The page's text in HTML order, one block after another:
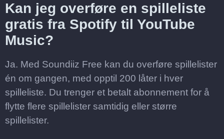
Kan jeg overføre en spilleliste
gratis fra Spotify til YouTube
Music?
Ja. Med Soundiiz Free kan du overføre spillelister
én om gangen, med opptil 200 låter i hver
spilleliste. Du trenger et betalt abonnement for å
flytte flere spillelister samtidig eller større
spillelister.